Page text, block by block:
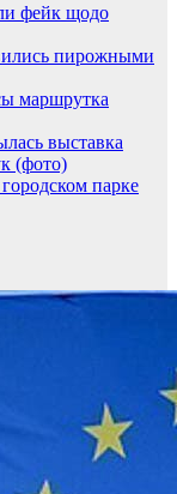
фейк щодо
пирожными
маршрутка
выставка
(фото)
парке